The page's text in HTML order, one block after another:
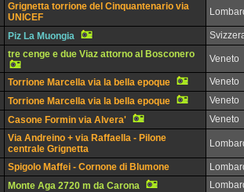
Grignetta torrione del Cinquantenario via
UNICEF
Piz La Muongia
tre cenge e due Viaz attorno al Bosconero Veneto
Torrione Marcella via la bella epoque Veneto
Torrione Marcella via la bella epoque Veneto
Casone Formin via Alvera' Veneto
Via Andreino + via Raffaella - Pilone
centrale Grignetta
Spigolo Maffei - Cornone di Blumone
Monte Aga 2720 m da Carona